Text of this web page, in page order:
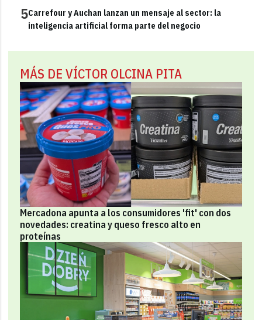
5Carrefour y Auchan lanzan un mensaje al sector: la
inteligencia artificial forma parte del negocio
MÁS DE VÍCTOR OLCINA PITA
Mercadona apunta a los consumidores 'fit' con dos
novedades: creatina y queso fresco alto en
proteínas